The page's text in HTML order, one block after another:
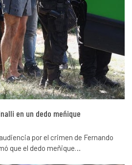
en un dedo meñique
por el crimen de Fernando
que el dedo meñique…